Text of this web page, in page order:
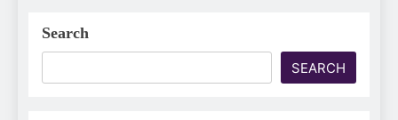
Search
SEARCH